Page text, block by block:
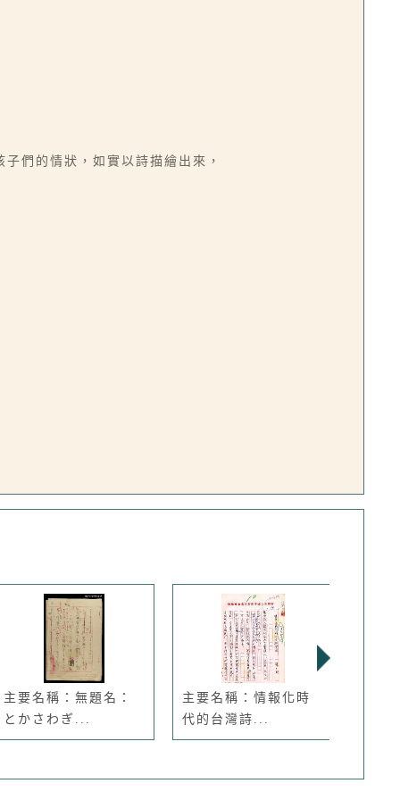
們的情狀，如實以詩描繪出來，
主要名稱：無題名：
とかさわぎ...
主要名稱：情報化時
代的台灣詩...